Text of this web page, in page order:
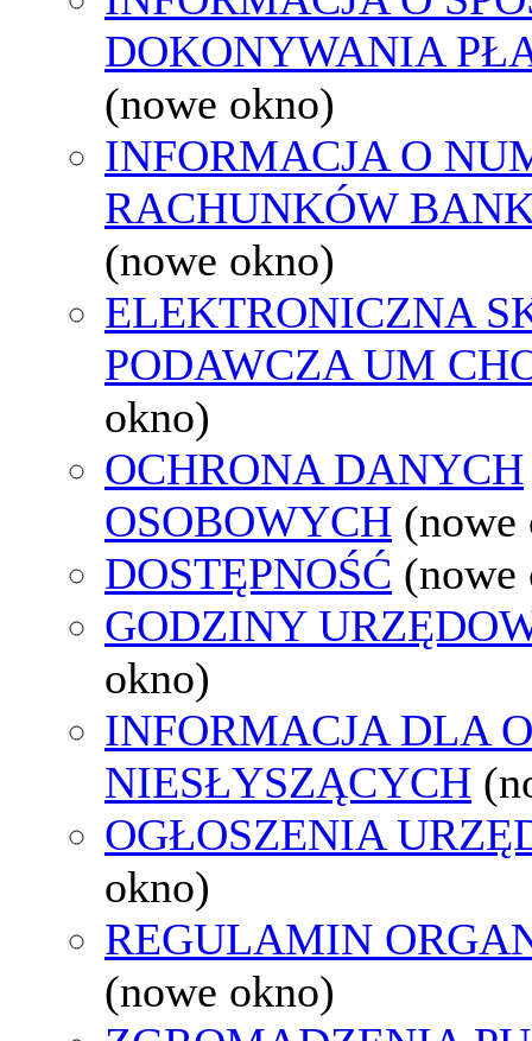
DOKONYWANIA
(nowe okno)
INFORMACJA O
RACHUNKÓW
(nowe okno)
ELEKTRONICZNA
PODAWCZA UM
okno)
OCHRONA DANYCH
OSOBOWYCH (nowe
DOSTĘPNOŚĆ (nowe
GODZINY
okno)
INFORMACJA DLA
NIESŁYSZĄCYCH
OGŁOSZENIA
okno)
REGULAMIN
(nowe okno)